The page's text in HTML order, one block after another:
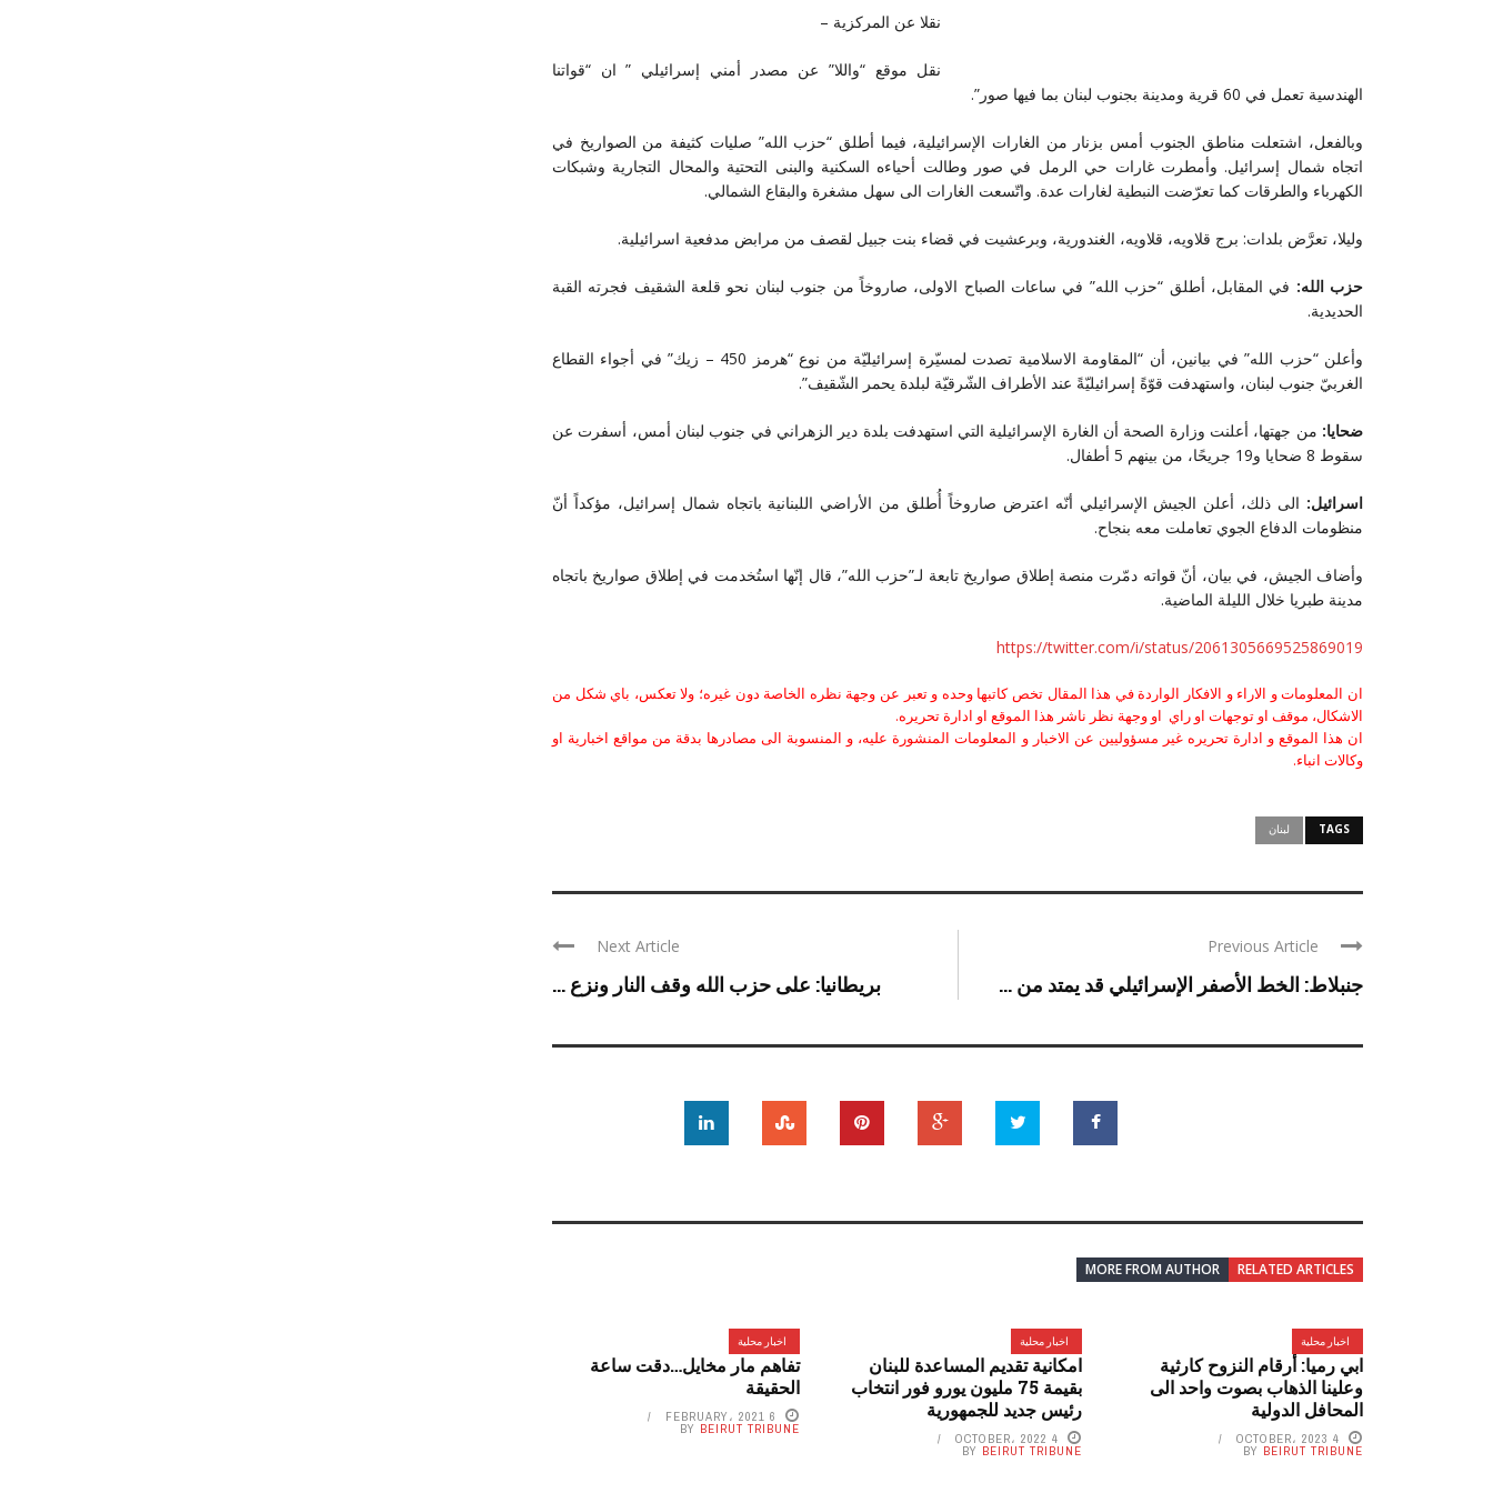
نقلا عن المركزية –
نقل موقع “واللا” عن مصدر أمني إسرائيلي ” ان “قواتنا
الهندسية تعمل في 60 قرية ومدينة بجنوب لبنان بما فيها صور”.
وبالفعل، اشتعلت مناطق الجنوب أمس بزنار من الغارات الإسرائيلية، فيما أطلق “حزب الله” صليات كثيفة من الصواريخ في
اتجاه شمال إسرائيل. وأمطرت غارات حي الرمل في صور وطالت أحياءه السكنية والبنى التحتية والمحال التجارية وشبكات
الكهرباء والطرقات كما تعرّضت النبطية لغارات عدة. واتّسعت الغارات الى سهل مشغرة والبقاع الشمالي.
وليلا، تعرَّض بلدات: برج قلاويه، قلاويه، الغندورية، وبرعشيت في قضاء بنت جبيل لقصف من مرابض مدفعية اسرائيلية.
حزب الله: في المقابل، أطلق “حزب الله” في ساعات الصباح الاولى، صاروخاً من جنوب لبنان نحو قلعة الشقيف فجرته القبة
الحديدية.
وأعلن “حزب الله” في بيانين، أن “المقاومة الاسلامية تصدت لمسيّرة إسرائيليّة من نوع “هرمز 450 – زيك” في أجواء القطاع
الغربيّ جنوب لبنان، واستهدفت قوّةً إسرائيليّةً عند الأطراف الشّرقيّة لبلدة يحمر الشّقيف”.
ضحايا: من جهتها، أعلنت وزارة الصحة أن الغارة الإسرائيلية التي استهدفت بلدة دير الزهراني في جنوب لبنان أمس، أسفرت عن
سقوط 8 ضحايا و19 جريحًا، من بينهم 5 أطفال.
اسرائيل: الى ذلك، أعلن الجيش الإسرائيلي أنّه اعترض صاروخاً أُطلق من الأراضي اللبنانية باتجاه شمال إسرائيل، مؤكداً أنّ
منظومات الدفاع الجوي تعاملت معه بنجاح.
وأضاف الجيش، في بيان، أنّ قواته دمّرت منصة إطلاق صواريخ تابعة لـ”حزب الله”، قال إنّها استُخدمت في إطلاق صواريخ باتجاه
مدينة طبريا خلال الليلة الماضية.
https://twitter.com/i/status/2061305669525869019
ان المعلومات و الاراء و الافكار الواردة في هذا المقال تخص كاتبها وحده و تعبر عن وجهة نظره الخاصة دون غيره؛ ولا تعكس، باي شكل من
الاشكال، موقف او توجهات او راي او وجهة نظر ناشر هذا الموقع او ادارة تحريره.
ان هذا الموقع و ادارة تحريره غير مسؤوليين عن الاخبار و المعلومات المنشورة عليه، و المنسوبة الى مصادرها بدقة من مواقع اخبارية او
وكالات انباء.
TAGS لبنان
Previous Article
جنبلاط: الخط الأصفر الإسرائيلي قد يمتد من ...
Next Article
بريطانيا: على حزب الله وقف النار ونزع ...
RELATED ARTICLES
MORE FROM AUTHOR
اخبار محلية
ابي رميا: أرقام النزوح كارثية
وعلينا الذهاب بصوت واحد الى
المحافل الدولية
4 OCTOBER، 2023
BY BEIRUT TRIBUNE
اخبار محلية
امكانية تقديم المساعدة للبنان
بقيمة 75 مليون يورو فور انتخاب
رئيس جديد للجمهورية
4 OCTOBER، 2022
BY BEIRUT TRIBUNE
اخبار محلية
تفاهم مار مخايل…دقت ساعة
الحقيقة
6 FEBRUARY، 2021
BY BEIRUT TRIBUNE